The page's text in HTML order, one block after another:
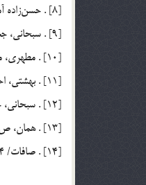
[8] . حسن‌زاده آملي، حسن، هزار و يك نكته، چاپ اول، دفتر تبليغات، 1375، ‌ج2، ص30.
[9] . سبحاني، جعفر، منشور جاويد، ج4، ص250.
[10] . مطهري، مرتضي، مقالات فلسفي، ص105.
[11] . بهشتي، احمد، انسان در قرآن، قم: چابخانه حكمت، 1360، ص126.
[12] . سبحاني، جعفر، منشور جاويد، ج4، ص218.
[13] . همان، ص247.
[14] . صافات/ 164، (وَ ما مِنَّا إِلاَّ لَهُ مَقامٌ مَعْلُومٌ).